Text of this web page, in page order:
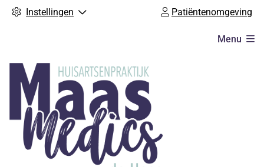
Instellingen Patiëntenomgeving
Menu